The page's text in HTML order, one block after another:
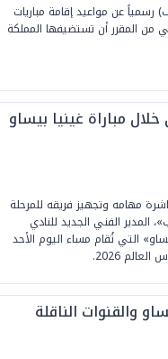
رسمياً عن مواعيد إقامة مباريات
الإفريقيا 2025، والتي من المقرر أن تستضيفها المملكة
مباراة غينيا بيساو
مهامه وتجهيز فريقه للمرحلة
المدير الفني الجديد للنادي
التي تُقام مساء اليوم الأحد
2026.
والقنوات الناقلة